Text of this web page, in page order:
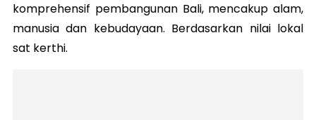
komprehensif pembangunan Bali, mencakup alam,
manusia dan kebudayaan. Berdasarkan nilai lokal
sat kerthi.